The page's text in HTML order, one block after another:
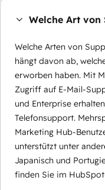
Welche Art von
Welche Arten von
hängt davon ab,
erworben haben. Mit
Zugriff auf E-Mail-
und Enterprise
Telefonsupport.
Marketing Hub-
unterstützt unter
Japanisch und
finden Sie im